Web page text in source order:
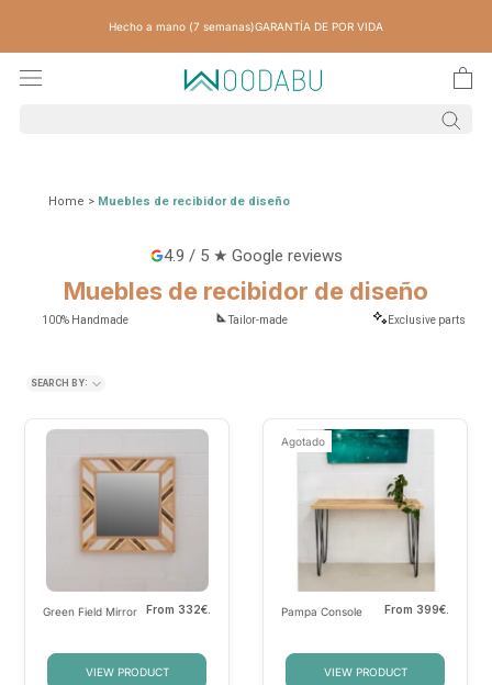
Hecho a mano (7 semanas)GARANTÍA DE POR VIDA
Home > Muebles de recibidor de diseño
4.9 / 5 ★ Google reviews
Muebles de recibidor de diseño
100% Handmade Tailor-made Exclusive parts
SEARCH BY:
Green Field Mirror From 332€.
VIEW PRODUCT
Agotado
Pampa Console From 399€.
VIEW PRODUCT